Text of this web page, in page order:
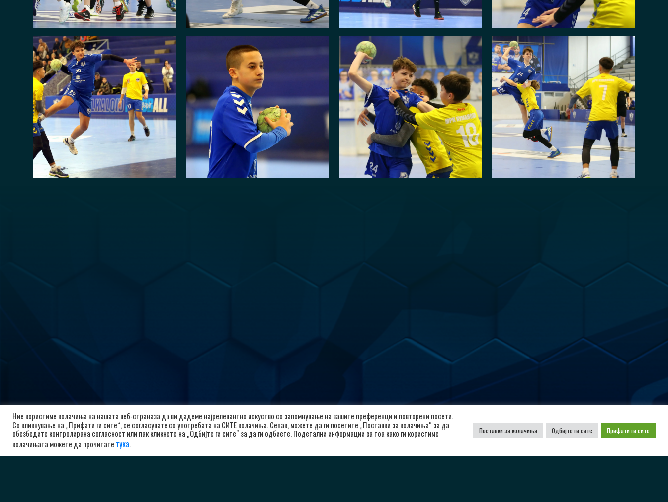
РК Алкалоид Важни Линкови Поддржано од
Ние користиме колачиња на нашата веб-страназа да ви дадеме најрелевантно искуство со запомнување на вашите преференци и повторени посети.
Со кликнување на „Прифати ги сите“, се согласувате со употребата на СИТЕ колачиња. Сепак, можете да ги посетите „Поставки за колачиња“ за да
обезбедите контролирана согласност или пак кликнете на „Одбијте ги сите“ за да ги одбиете. Подетални информации за тоа како ги користиме
колачињата можете да прочитате тука.
Поставки за колачиња Одбијте ги сите Прифати ги сите